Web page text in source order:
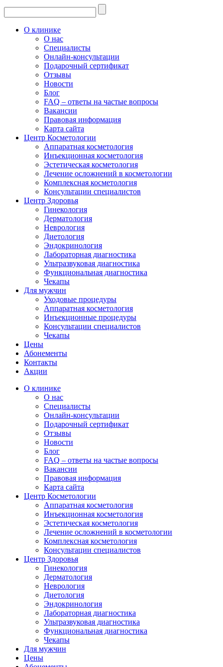
О клинике
О нас
Специалисты
Онлайн-консультации
Подарочный сертификат
Отзывы
Новости
Блог
FAQ – ответы на частые вопросы
Вакансии
Правовая информация
Карта сайта
Центр Косметологии
Аппаратная косметология
Инъекционная косметология
Эстетическая косметология
Лечение осложнений в косметологии
Комплексная косметология
Консультации специалистов
Центр Здоровья
Гинекология
Дерматология
Неврология
Диетология
Эндокринология
Лабораторная диагностика
Ультразвуковая диагностика
Функциональная диагностика
Чекапы
Для мужчин
Уходовые процедуры
Аппаратная косметология
Инъекционные процедуры
Консультации специалистов
Чекапы
Цены
Абонементы
Контакты
Акции
О клинике
О нас
Специалисты
Онлайн-консультации
Подарочный сертификат
Отзывы
Новости
Блог
FAQ – ответы на частые вопросы
Вакансии
Правовая информация
Карта сайта
Центр Косметологии
Аппаратная косметология
Инъекционная косметология
Эстетическая косметология
Лечение осложнений в косметологии
Комплексная косметология
Консультации специалистов
Центр Здоровья
Гинекология
Дерматология
Неврология
Диетология
Эндокринология
Лабораторная диагностика
Ультразвуковая диагностика
Функциональная диагностика
Чекапы
Для мужчин
Цены